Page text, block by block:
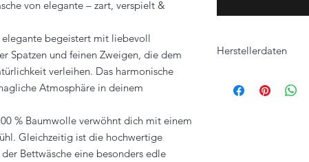
von elegante – zart, verspielt &
elegante begeistert mit liebevoll
Spatzen und feinen Zweigen, die dem
verleihen. Das harmonische
Atmosphäre in deinem
% Baumwolle verwöhnt dich mit einem
Gleichzeitig ist die hochwertige
Bettwäsche eine besonders edle
Herstellerdaten
Elpke 94